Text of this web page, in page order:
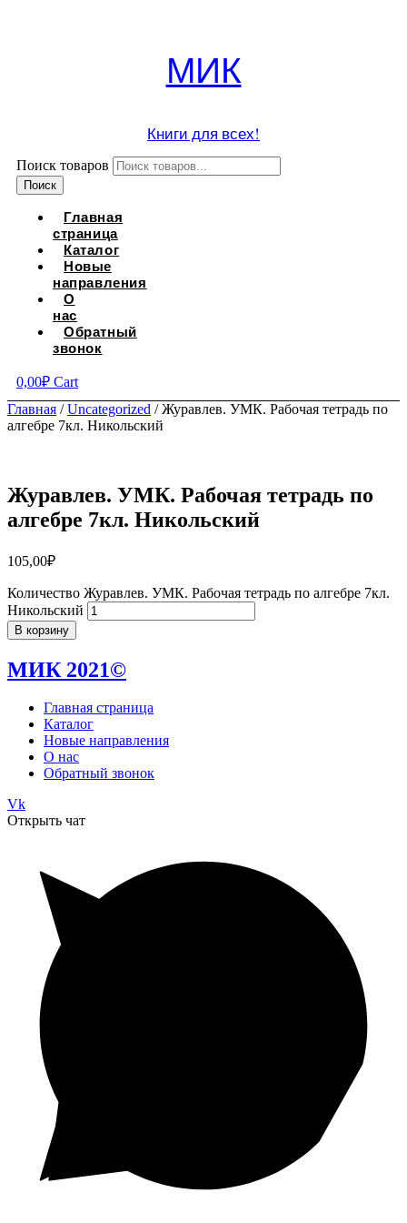
МИК
Книги для всех!
Поиск товаров
Поиск
Главная
страница
Каталог
Новые
направления
О
нас
Обратный
звонок
0,00₽ Cart
Главная /Uncategorized / Журавлев. УМК. Рабочая тетрадь по
алгебре 7кл. Никольский
Журавлев. УМК. Рабочая тетрадь по
алгебре 7кл. Никольский
105,00₽
Количество Журавлев. УМК. Рабочая тетрадь по алгебре 7кл.
Никольский
В корзину
МИК 2021©
Главная страница
Каталог
Новые направления
О нас
Обратный звонок
Vk
Открыть чат